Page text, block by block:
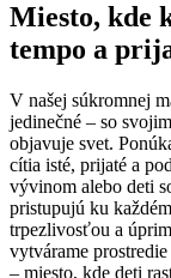
Miesto, kde
tempo a
V našej súkromnej
jedinečné – so
objavuje svet.
cítia isté, prijaté a
vývinom alebo deti
pristupujú ku
trpezlivosťou a
vytvárame
– miesto, kde deti